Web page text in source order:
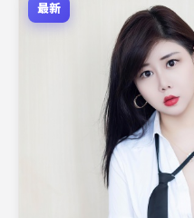
最新